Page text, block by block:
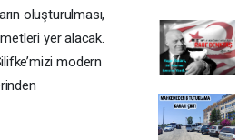
oluşturulması,
yer alacak.
modern